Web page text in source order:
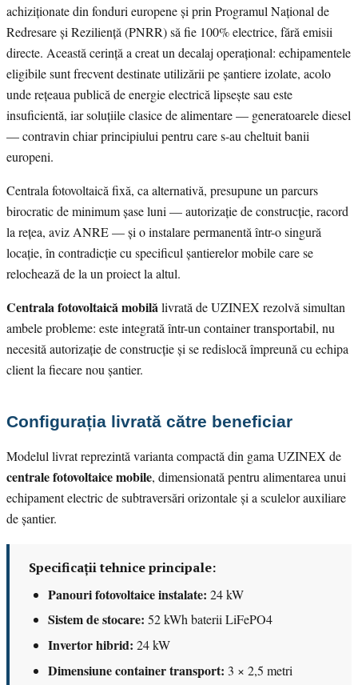
achiziționate din fonduri europene și prin Programul Național de
Redresare și Reziliență (PNRR) să fie 100% electrice, fără emisii
directe. Această cerință a creat un decalaj operațional: echipamentele
eligibile sunt frecvent destinate utilizării pe șantiere izolate, acolo
unde rețeaua publică de energie electrică lipsește sau este
insuficientă, iar soluțiile clasice de alimentare — generatoarele diesel
— contravin chiar principiului pentru care s-au cheltuit banii
europeni.
Centrala fotovoltaică fixă, ca alternativă, presupune un parcurs
birocratic de minimum șase luni — autorizație de construcție, racord
la rețea, aviz ANRE — și o instalare permanentă într-o singură
locație, în contradicție cu specificul șantierelor mobile care se
relochează de la un proiect la altul.
Centrala fotovoltaică mobilălivrată de UZINEX rezolvă simultan
ambele probleme: este integrată într-un container transportabil, nu
necesită autorizație de construcție și se redislocă împreună cu echipa
client la fiecare nou șantier.
Configurația livrată către beneficiar
Modelul livrat reprezintă varianta compactă din gama UZINEX de
centrale fotovoltaice mobile, dimensionată pentru alimentarea unui
echipament electric de subtraversări orizontale și a sculelor auxiliare
de șantier.
Specificații tehnice principale:
Panouri fotovoltaice instalate: 24 kW
Sistem de stocare: 52 kWh baterii LiFePO4
Invertor hibrid: 24 kW
Dimensiune container transport: 3 × 2,5 metri